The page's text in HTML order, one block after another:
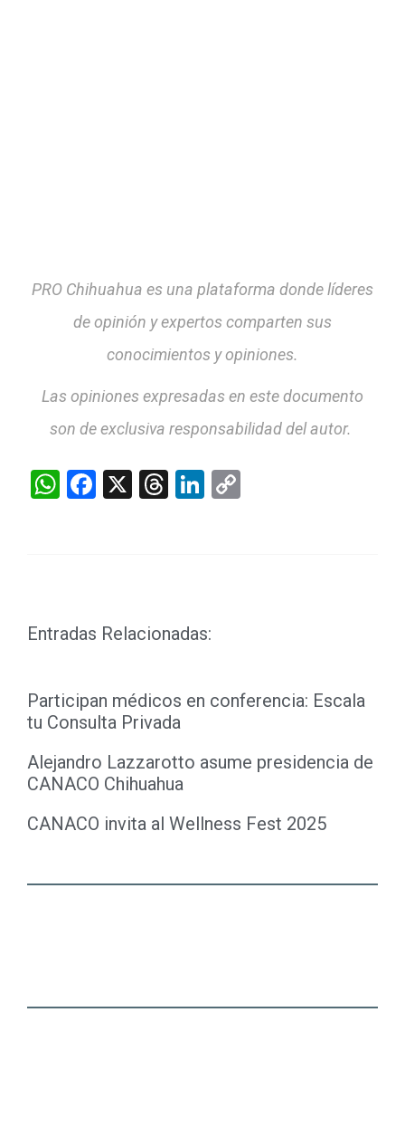
PRO Chihuahua es una plataforma donde líderes
de opinión y expertos comparten sus
conocimientos y opiniones.
Las opiniones expresadas en este documento
son de exclusiva responsabilidad del autor.
WhatsApp
Facebook
X Threads
LinkedIn
Entradas Relacionadas:
Participan médicos en conferencia: Escala
tu Consulta Privada
Alejandro Lazzarotto asume presidencia de
CANACO Chihuahua
CANACO invita al Wellness Fest 2025